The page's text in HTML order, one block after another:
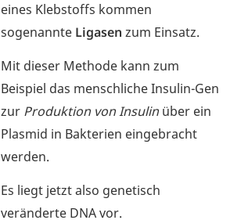
eines Klebstoffs kommen
sogenannte Ligasen zum Einsatz.
Mit dieser Methode kann zum
Beispiel das menschliche Insulin-Gen
zur Produktion von Insulin über ein
Plasmid in Bakterien eingebracht
werden.
Es liegt jetzt also genetisch
veränderte DNA vor.